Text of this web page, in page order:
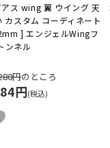
ス wing 翼 ウイング 天
スタム コーディネート
] エンジェルWingフ
ンネル
円のところ
円(税込)